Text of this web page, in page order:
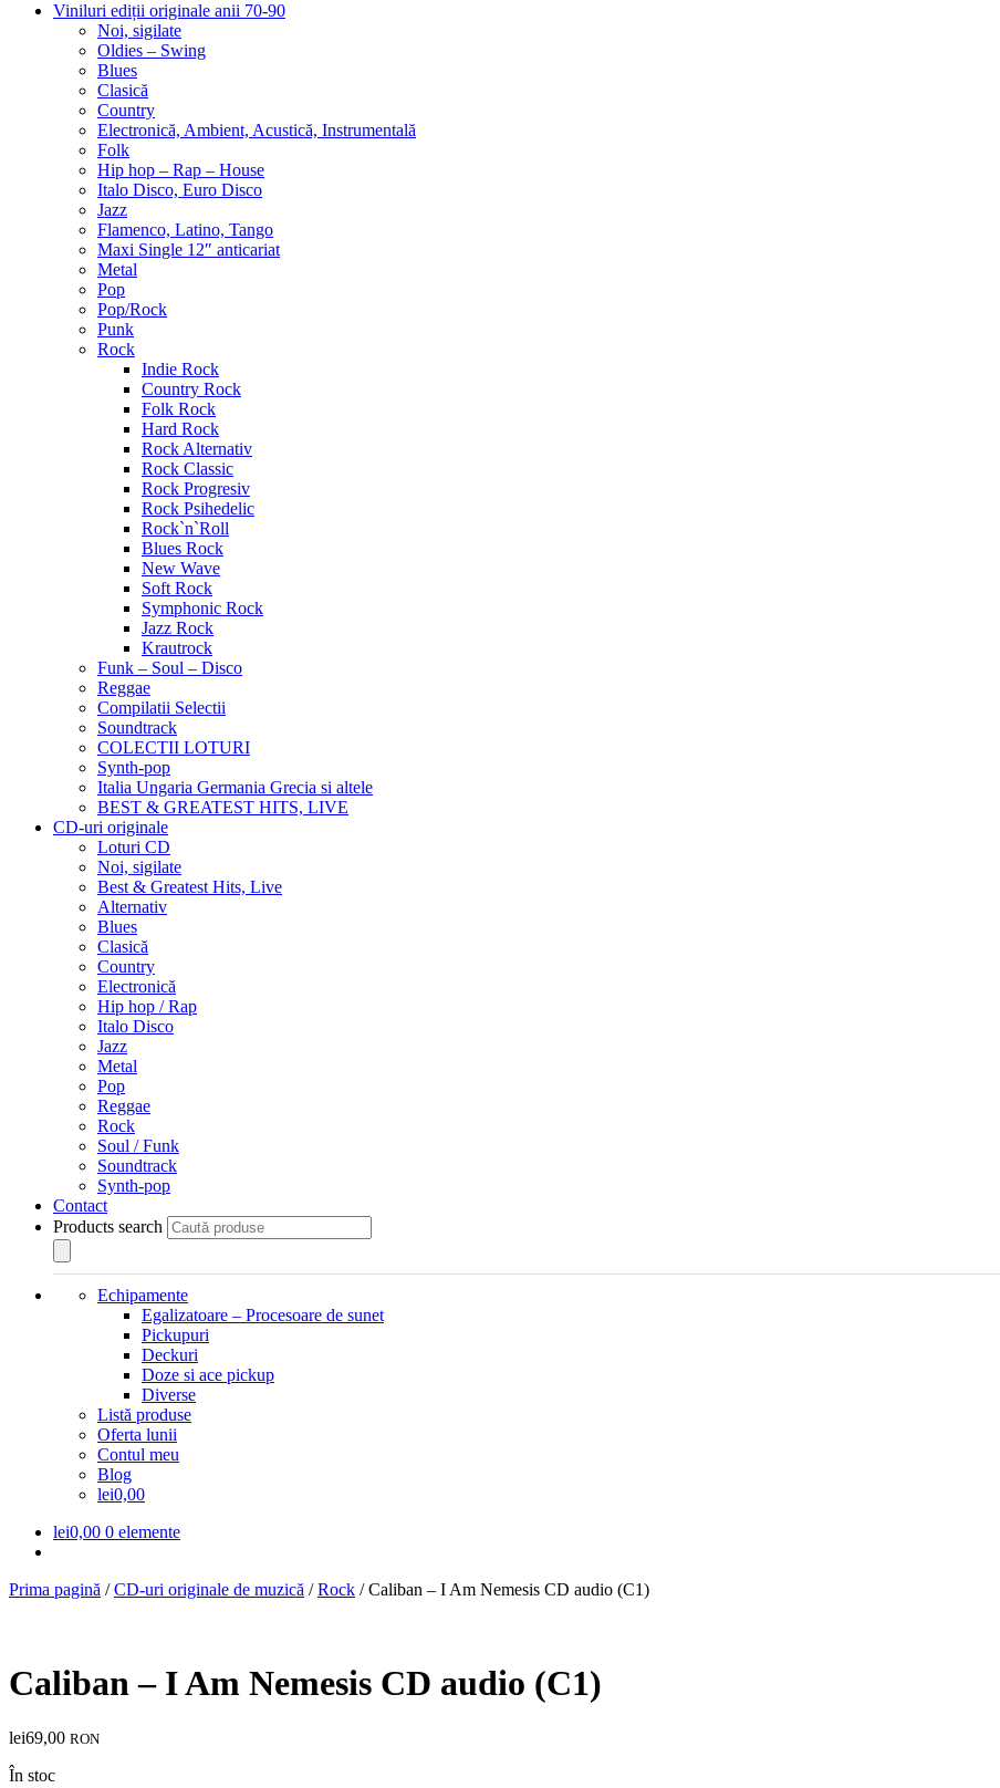
Viniluri ediții originale anii 70-90
Noi, sigilate
Oldies – Swing
Blues
Clasică
Country
Electronică, Ambient, Acustică, Instrumentală
Folk
Hip hop – Rap – House
Italo Disco, Euro Disco
Jazz
Flamenco, Latino, Tango
Maxi Single 12″ anticariat
Metal
Pop
Pop/Rock
Punk
Rock
Indie Rock
Country Rock
Folk Rock
Hard Rock
Rock Alternativ
Rock Classic
Rock Progresiv
Rock Psihedelic
Rock`n`Roll
Blues Rock
New Wave
Soft Rock
Symphonic Rock
Jazz Rock
Krautrock
Funk – Soul – Disco
Reggae
Compilatii Selectii
Soundtrack
COLECTII LOTURI
Synth-pop
Italia Ungaria Germania Grecia si altele
BEST & GREATEST HITS, LIVE
CD-uri originale
Loturi CD
Noi, sigilate
Best & Greatest Hits, Live
Alternativ
Blues
Clasică
Country
Electronică
Hip hop / Rap
Italo Disco
Jazz
Metal
Pop
Reggae
Rock
Soul / Funk
Soundtrack
Synth-pop
Contact
Products search
Echipamente
Egalizatoare – Procesoare de sunet
Pickupuri
Deckuri
Doze si ace pickup
Diverse
Listă produse
Oferta lunii
Contul meu
Blog
lei0,00
lei0,00 0 elemente
Prima pagină /CD-uri originale de muzică /Rock /Caliban – I Am Nemesis CD audio (C1)
Caliban – I Am Nemesis CD audio (C1)
lei69,00 RON
În stoc